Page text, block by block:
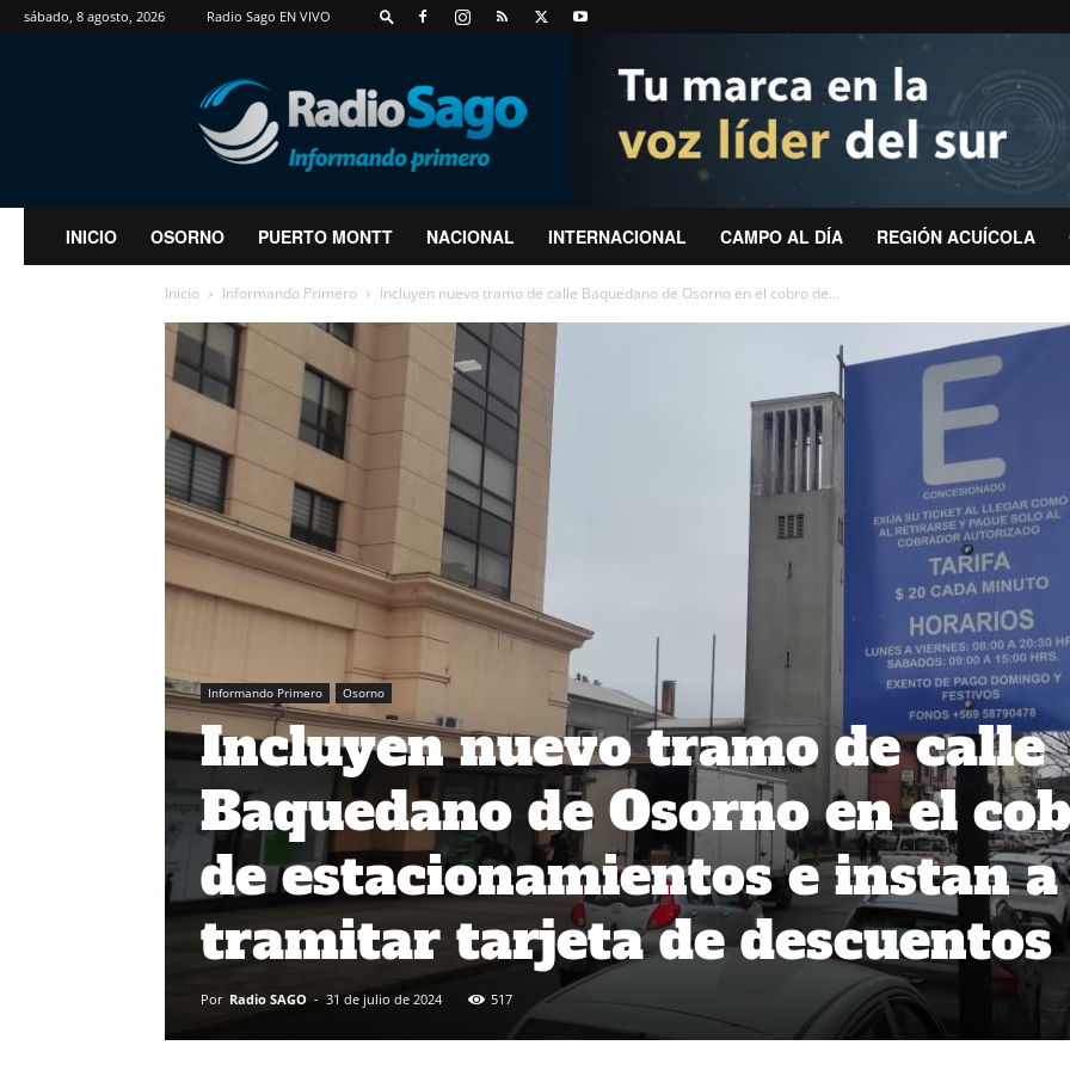
sábado, 8 agosto, 2026 Radio Sago EN VIVO
RadioSago
INICIO OSORNO PUERTO MONTT NACIONAL INTERNACIONAL CAMPO AL DÍA REGIÓN ACUÍCOLA
Inicio Informando Primero Incluyen nuevo tramo de calle Baquedano de Osorno en el cobro de...
Informando Primero Osorno
Incluyen nuevo tramo de calle
Baquedano de Osorno en el
de estacionamientos e instan a
tramitar tarjeta de descuentos
Por Radio SAGO - 31 de julio de 2024 517